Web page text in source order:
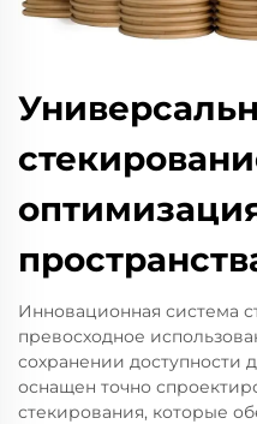
Инновационная система
превосходное
сохранении доступности
оснащен точно
стекирования, которые